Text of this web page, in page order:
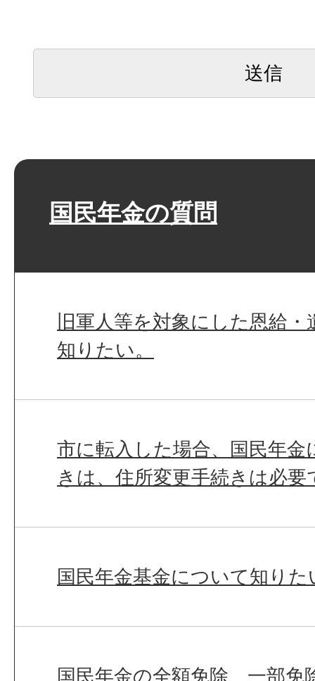
国民年金の質問
旧軍人等を対象にした恩給
知りたい。
市に転入した場合、国民年
きは、住所変更手続きは必要
国民年金基金について知りた
国民年金の全額免除、一部